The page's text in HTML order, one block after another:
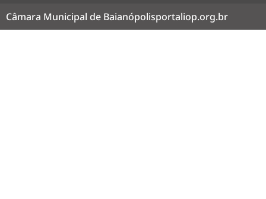
Câmara Municipal de Baianópolisportaliop.org.br